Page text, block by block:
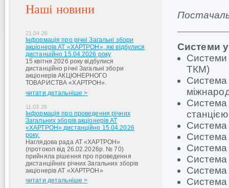
Наші новини
21.04.26
Інформація про річні Загальні збори
акціонерів АТ «ХАРТРОН», які відбулися
дистанційно 15.04.2026 року
15 квітня 2026 року відбулися
дистанційно річні Загальні збори
акціонерів АКЦІОНЕРНОГО
ТОВАРИСТВА «ХАРТРОН».
читати детальніше >
11.03.26
Інформація про проведення річних
Загальних зборів акціонерів АТ
«ХАРТРОН» дистанційно 15.04.2026
року.
Наглядова рада АТ «ХАРТРОН»
(протокол від 26.02.2026р. № 70)
прийняла рішення про проведення
дистанційних річних Загальних зборів
акціонерів АТ «ХАРТРОН»
читати детальніше >
Системи
ТКМ)
Система
Система
Система
Система
Система
Система
Система